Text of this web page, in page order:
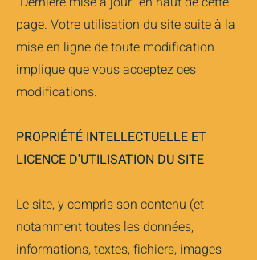
page. Votre utilisation du site suite à la
mise en ligne de toute modification
implique que vous acceptez ces
modifications.
PROPRIÉTÉ INTELLECTUELLE ET
LICENCE D'UTILISATION DU SITE
Le site, y compris son contenu (et
notamment toutes les données,
informations, textes, fichiers, images